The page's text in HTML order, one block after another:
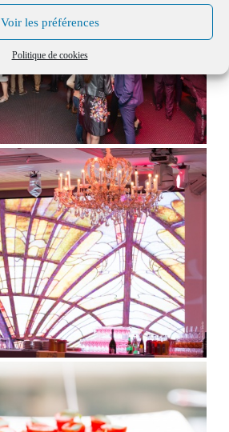
Voir les préférences
Politique de cookies